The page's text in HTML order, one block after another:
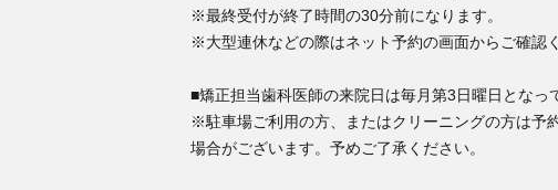
※最終受付が終了時間の30分前になります。
※大型連休などの際はネット予約の画面からご確認
■矯正担当歯科医師の来院日は毎月第3日曜日となっ
※駐車場ご利用の方、またはクリーニングの方は予
場合がございます。予めご了承ください。